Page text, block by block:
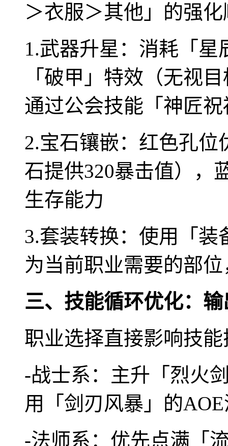
＞衣服＞其他」的强
1.武器升星：消耗「
「破甲」特效（无视
通过公会技能「神匠
2.宝石镶嵌：红色孔位
石提供320暴击值），
生存能力
3.套装转换：使用「
为当前职业需要的部
三、技能循环优化：
职业选择直接影响技
-战士系：主升「烈火
用「剑刃风暴」的
-法师系：优先点满「